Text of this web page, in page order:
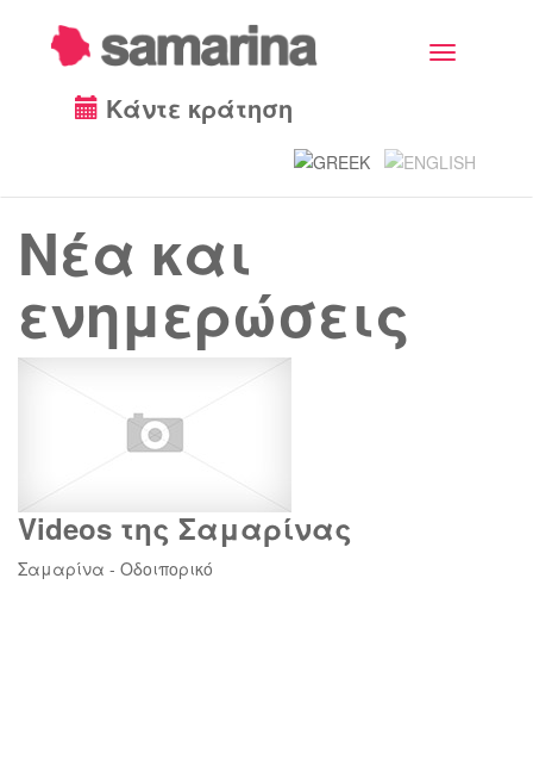
Toggle
Κάντε κράτηση
Νέα και
ενημερώσεις
Videos της Σαμαρίνας
Σαμαρίνα - Οδοιπορικό